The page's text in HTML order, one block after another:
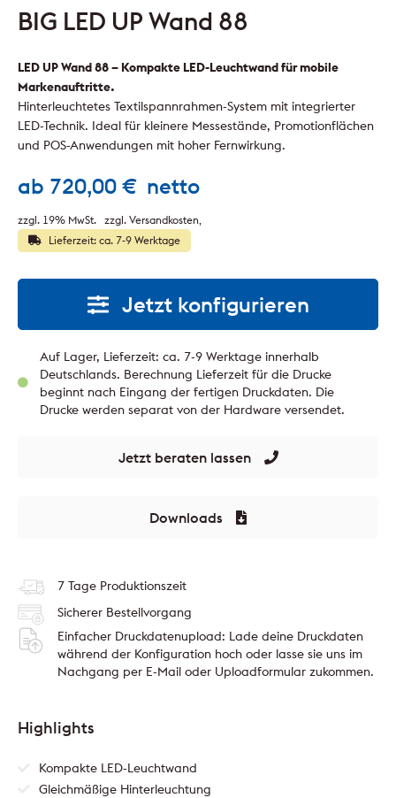
BIG LED UP Wand 88
ab 720,00 € netto
zzgl. 19% MwSt. zzgl. Versandkosten
Lieferzeit: ca. 7-9 Werktage
LED UP Wand 88 – Kompakte LED-Leuchtwand für mobile
Markenauftritte.
Hinterleuchtetes Textilspannrahmen-System mit integrierter
LED-Technik. Ideal für kleinere Messestände, Promotionflächen
und POS-Anwendungen mit hoher Fernwirkung.
Jetzt konfigurieren
Auf Lager, Lieferzeit: ca. 7-9 Werktage innerhalb
Deutschlands. Berechnung Lieferzeit für die Drucke
beginnt nach Eingang der fertigen Druckdaten. Die
Drucke werden separat von der Hardware versendet.
Jetzt beraten lassen
Downloads
7 Tage Produktionszeit
Sicherer Bestellvorgang
Einfacher Druckdatenupload: Lade deine Druckdaten
während der Konfiguration hoch oder lasse sie uns im
Nachgang per E-Mail oder Uploadformular zukommen.
Highlights
Kompakte LED-Leuchtwand
Gleichmäßige Hinterleuchtung